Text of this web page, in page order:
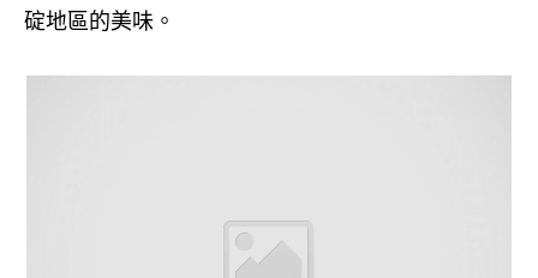
碇地區的美味。